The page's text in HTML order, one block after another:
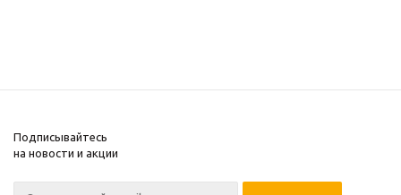
Подписывайтесь
на новости и акции